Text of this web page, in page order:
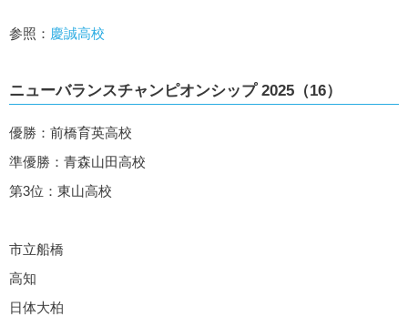
参照： 慶誠高校
ニューバランスチャンピオンシップ 2025（16）
優勝：前橋育英高校
準優勝：青森山田高校
第3位：東山高校
市立船橋
高知
日体大柏